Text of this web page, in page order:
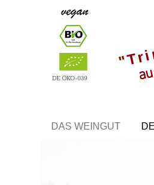
DAS WEINGUT